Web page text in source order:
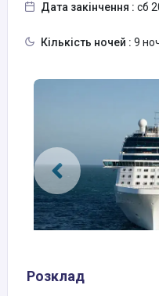
Дата закінчення : сб
Кількість ночей : 9
Розклад